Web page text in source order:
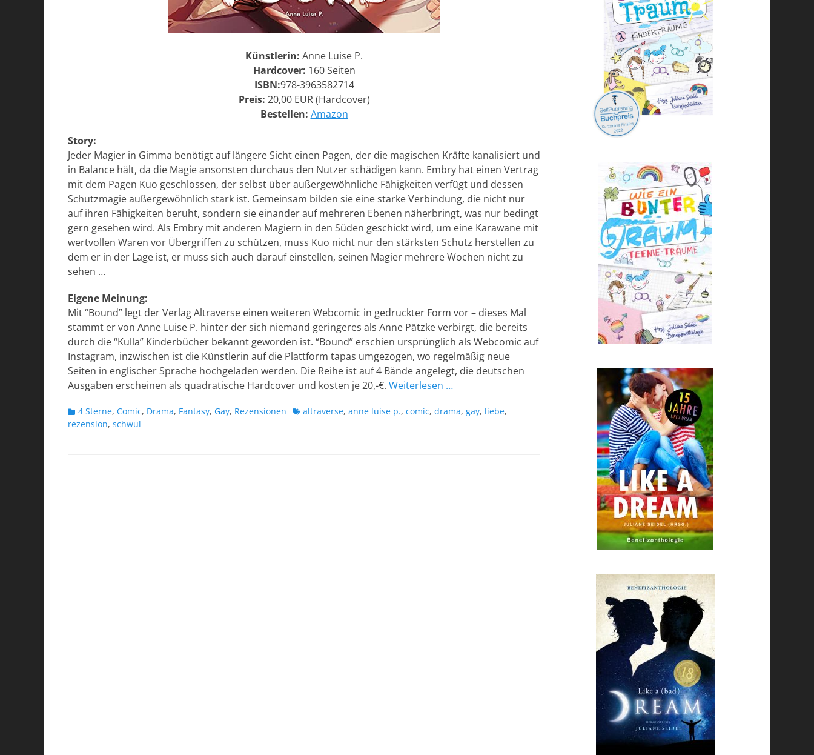
Künstlerin: Anne Luise P.
Hardcover: 160 Seiten
ISBN:978-3963582714
Preis: 20,00 EUR (Hardcover)
Bestellen: Amazon
Story:
Jeder Magier in Gimma benötigt auf längere Sicht einen Pagen, der die magischen Kräfte kanalisiert und
in Balance hält, da die Magie ansonsten durchaus den Nutzer schädigen kann. Embry hat einen Vertrag
mit dem Pagen Kuo geschlossen, der selbst über außergewöhnliche Fähigkeiten verfügt und dessen
Schutzmagie außergewöhnlich stark ist. Gemeinsam bilden sie eine starke Verbindung, die nicht nur
auf ihren Fähigkeiten beruht, sondern sie einander auf mehreren Ebenen näherbringt, was nur bedingt
gern gesehen wird. Als Embry mit anderen Magiern in den Süden geschickt wird, um eine Karawane mit
wertvollen Waren vor Übergriffen zu schützen, muss Kuo nicht nur den stärksten Schutz herstellen zu
dem er in der Lage ist, er muss sich auch darauf einstellen, seinen Magier mehrere Wochen nicht zu
sehen …
Eigene Meinung:
Mit “Bound” legt der Verlag Altraverse einen weiteren Webcomic in gedruckter Form vor – dieses Mal
stammt er von Anne Luise P. hinter der sich niemand geringeres als Anne Pätzke verbirgt, die bereits
durch die “Kulla” Kinderbücher bekannt geworden ist. “Bound” erschien ursprünglich als Webcomic auf
Instagram, inzwischen ist die Künstlerin auf die Plattform tapas umgezogen, wo regelmäßig neue
Seiten in englischer Sprache hochgeladen werden. Die Reihe ist auf 4 Bände angelegt, die deutschen
Ausgaben erscheinen als quadratische Hardcover und kosten je 20,-€. Weiterlesen …
Kategorien
4 Sterne, Comic, Drama, Fantasy, Gay, Rezensionen Schlagworte
altraverse, anne luise p., comic, drama, gay, liebe,
rezension, schwul